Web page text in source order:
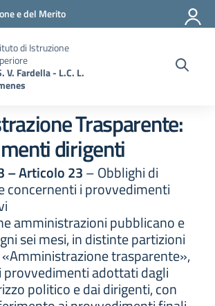
e del Merito
di Istruzione
V. Fardella - L.C. L.
Trasparente:
dirigenti
– Articolo 23– Obblighi di
concernenti i provvedimenti
amministrazioni pubblicano e
sei mesi, in distinte partizioni
trasparente»,
provvedimenti adottati dagli
politico e dai dirigenti, con